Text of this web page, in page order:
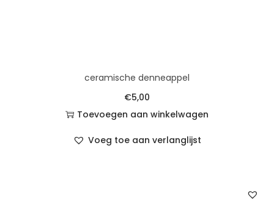
ceramische denneappel
€5,00
Toevoegen aan winkelwagen
Voeg toe aan verlanglijst